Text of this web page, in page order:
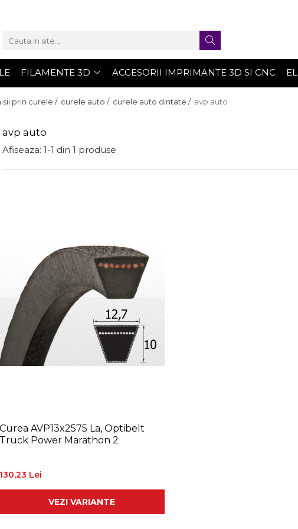
FILAMENTE 3D ACCESORII IMPRIMANTE 3D SI CNC
prin curele / curele auto / curele auto dintate / avp auto
avp auto
Afiseaza: 1-1 din 1 produse
Curea AVP13x2575 La, Optibelt
Truck Power Marathon 2
130,23 Lei
VEZI VARIANTE